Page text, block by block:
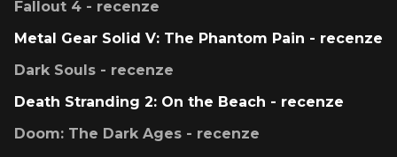
Fallout 4 - recenze
Metal Gear Solid V: The Phantom Pain - recenze
Dark Souls - recenze
Death Stranding 2: On the Beach - recenze
Doom: The Dark Ages - recenze